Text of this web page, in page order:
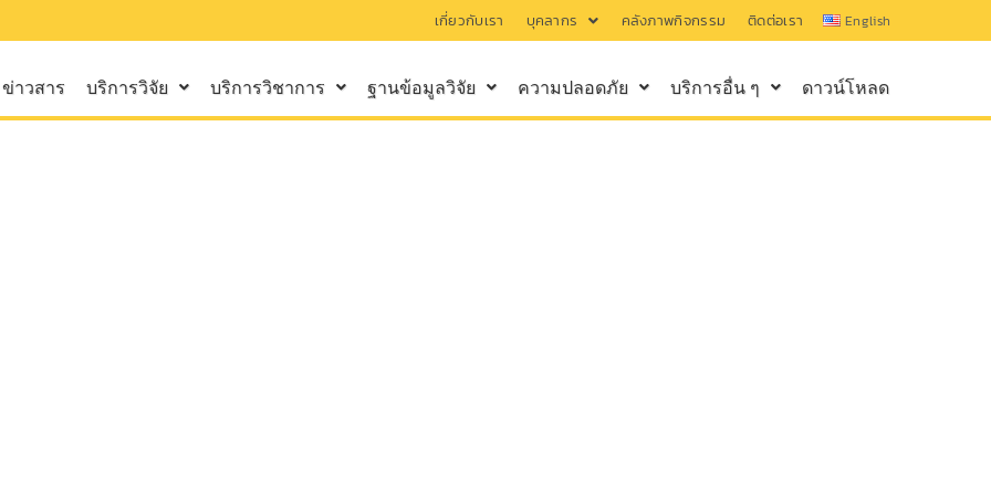
เกี่ยวกับเรา บุคลากร คลังภาพกิจกรรม ติดต่อเรา English
ข่าวสาร บริการวิจัย บริการวิชาการ ฐานข้อมูลวิจัย ความปลอดภัย บริการอื่น ๆ ดาวน์โหลด